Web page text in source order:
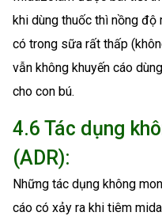
khi dùng thuốc thì nồng
có trong sữa rất thấp
vẫn không khuyến cáo
cho con bú.
4.6 Tác dụng
(ADR):
Những tác dụng không
cáo có xảy ra khi tiêm